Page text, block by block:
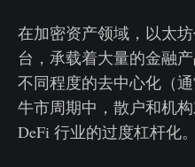
在加密资产领域，以太
台，承载着大量的金融
不同程度的去中心化（
牛市周期中，散户和机
DeFi 行业的过度杠杆化。